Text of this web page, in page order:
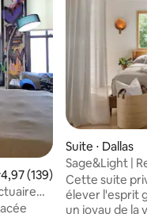
moyenne sur la
4,97 (139)
top
Suite ⋅ Dallas
Sage&Light |
à Kessler
Cette suite
élever l'esprit
un joyau de la